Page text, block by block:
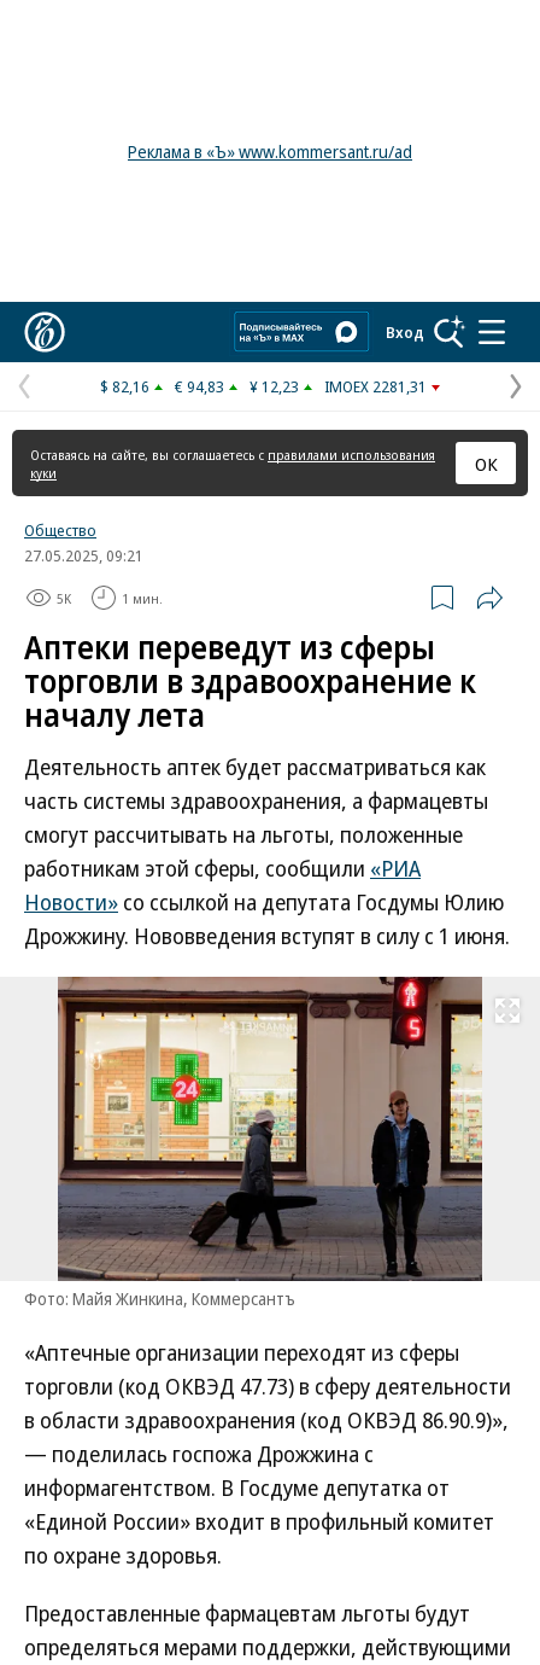
Реклама в «Ъ» www.kommersant.ru/ad
Вход
Предыдущая
страница
$ 82,16 € 94,83 ¥ 12,23 IMOEX 2281,31
Оставаясь на сайте, вы соглашаетесь с правилами использования
куки
ОК
Общество
27.05.2025, 09:21
5K 1 мин.
Аптеки переведут из сферы
торговли в здравоохранение к
началу лета
Деятельность аптек будет рассматриваться как
часть системы здравоохранения, а фармацевты
смогут рассчитывать на льготы, положенные
работникам этой сферы, сообщили «РИА
Новости» со ссылкой на депутата Госдумы Юлию
Дрожжину. Нововведения вступят в силу с 1 июня.
Развернуть
Фото: Майя Жинкина, Коммерсантъ
«Аптечные организации переходят из сферы
торговли (код ОКВЭД 47.73) в сферу деятельности
в области здравоохранения (код ОКВЭД 86.90.9)»,
— поделилась госпожа Дрожжина с
информагентством. В Госдуме депутатка от
«Единой России» входит в профильный комитет
по охране здоровья.
Предоставленные фармацевтам льготы будут
определяться мерами поддержки, действующими